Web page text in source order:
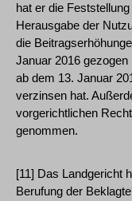
hat er die
Herausgabe der
die
Januar 2016
ab dem 13. Januar
verzinsen hat.
vorgerichtlichen
genommen.
[11] Das Landgericht
Berufung der